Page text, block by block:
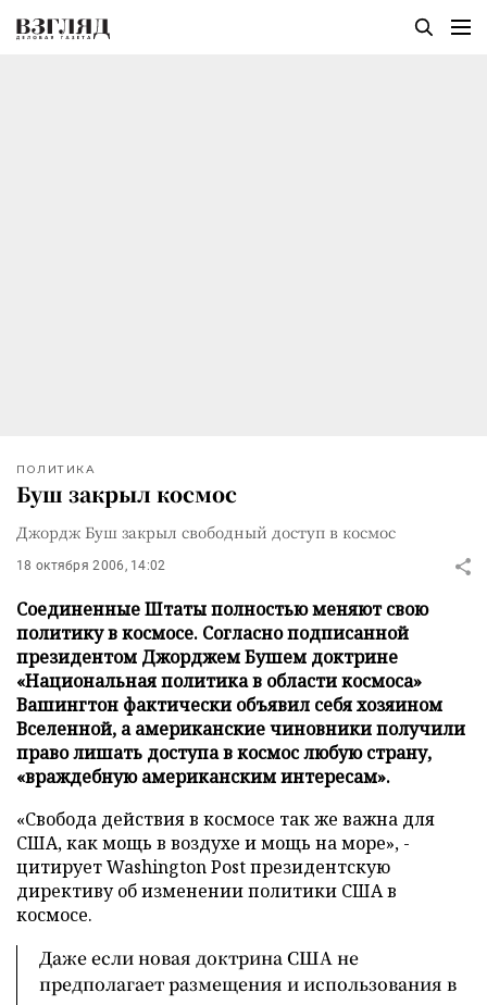
ПОЛИТИКА
Буш закрыл космос
Джордж Буш закрыл свободный доступ в космос
18 октября 2006, 14:02
Соединенные Штаты полностью меняют свою
политику в космосе. Согласно подписанной
президентом Джорджем Бушем доктрине
«Национальная политика в области космоса»
Вашингтон фактически объявил себя хозяином
Вселенной, а американские чиновники получили
право лишать доступа в космос любую страну,
«враждебную американским интересам».
«Свобода действия в космосе так же важна для
США, как мощь в воздухе и мощь на море», -
цитирует Washington Post президентскую
директиву об изменении политики США в
космосе.
Даже если новая доктрина США не
предполагает размещения и использования в